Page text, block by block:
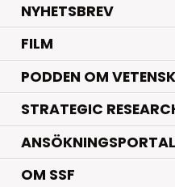
NYHETSBREV
FILM
PODDEN OM
STRATEGIC
OM SSF